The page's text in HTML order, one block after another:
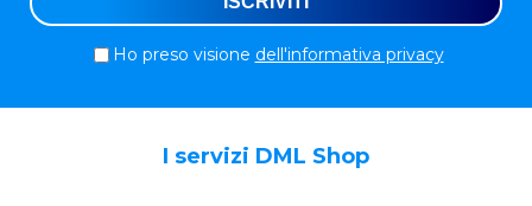
Ho preso visione dell'informativa privacy
I servizi DML Shop